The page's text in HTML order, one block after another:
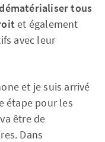
tous
et également
avec leur
et je suis arrivé
étape pour les
être de
Dans